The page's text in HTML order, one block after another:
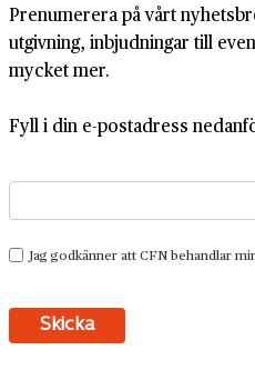
Prenumerera på vårt
utgivning, inbjudningar till
mycket mer.
Fyll i din e-postadress